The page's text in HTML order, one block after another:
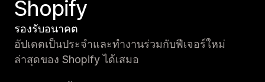
Shopify
รองรับอนาคต
อัปเดตเป็นประจำและทำงานร่วมกับฟีเจอร์ใหม่
ล่าสุดของ Shopify ได้เสมอ